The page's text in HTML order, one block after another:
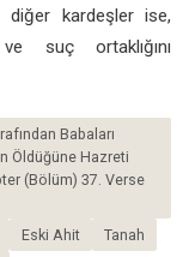
diğer kardeşler ise,
suç ortaklığını
Babaları
Öldüğüne Hazreti
(Bölüm) 37. Verse
Eski Ahit
Tanah